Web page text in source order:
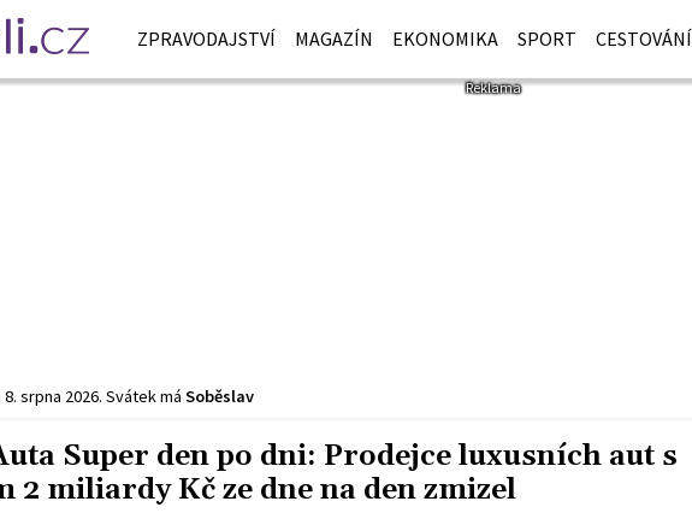
ZPRAVODAJSTVÍ MAGAZÍN EKONOMIKA SPORT CESTOVÁNÍ
8. srpna 2026. Svátek má Soběslav
Super den po dni: Prodejce luxusních aut s
2 miliardy Kč ze dne na den zmizel